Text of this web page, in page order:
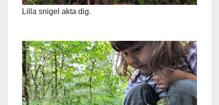
Lilla snigel akta dig.